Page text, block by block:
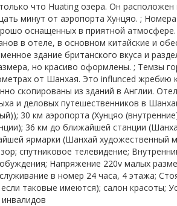
что Huating озера. Он расположен
минут от аэропорта Хунцяо. ; Номера
оснащенных в приятной
в отеле, в основном китайские и
здание британского вкуса и
но красиво оформлены. ; Темзы
от Шанхая. Это influnced жребию
скопированы из зданий в Англии.
и деловых путешественников в
30 км аэропорта (Хунцяо
36 км до ближайшей станции
ярмарки (Шанхай художественный
спутниковое телевидение;
Напряжение 220v малых
в номер 24 часа, 4 этажа;
таковые имеются); салон красоты;